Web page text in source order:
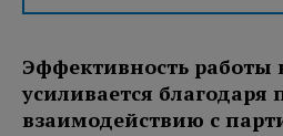
Эффективность работы
усиливается благодаря
взаимодействию с